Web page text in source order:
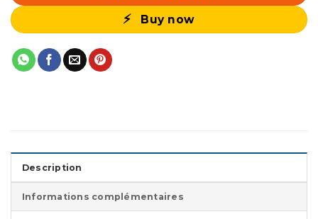
Buy now
Description
Informations complémentaires